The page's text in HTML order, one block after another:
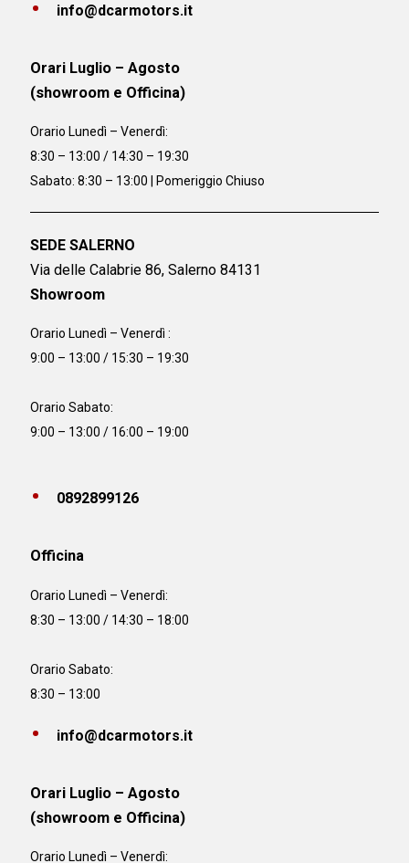
info@dcarmotors.it
Orari Luglio – Agosto
(showroom e Officina)
Orario Lunedì – Venerdì:
8:30 – 13:00 / 14:30 – 19:30
Sabato: 8:30 – 13:00 | Pomeriggio Chiuso
SEDE SALERNO
Via delle Calabrie 86, Salerno 84131
Showroom
Orario Lunedì – Venerdì :
9:00 – 13:00 / 15:30 – 19:30
Orario Sabato:
9:00 – 13:00 / 16:00 – 19:00
0892899126
Officina
Orario Lunedì – Venerdì:
8:30 – 13:00 / 14:30 – 18:00
Orario Sabato:
8:30 – 13:00
info@dcarmotors.it
Orari Luglio – Agosto
(showroom e Officina)
Orario Lunedì – Venerdì: